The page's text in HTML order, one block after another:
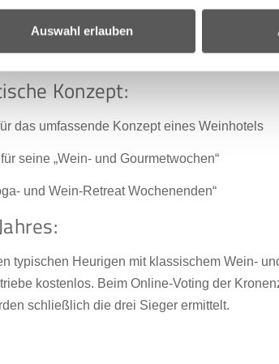
Auswahl erlauben
2020, Weingut Gebrüder Nittnaus, Gols
Konzept:
das umfassende Konzept eines Weinhotels
seine „Wein- und Gourmetwochen“
und Wein-Retreat Wochenenden“
typischen Heurigen mit klassischem Wein-
kostenlos. Beim Online-Voting der
schließlich die drei Sieger ermittelt.